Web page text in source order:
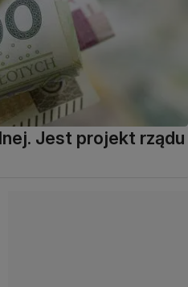
Jest projekt rządu